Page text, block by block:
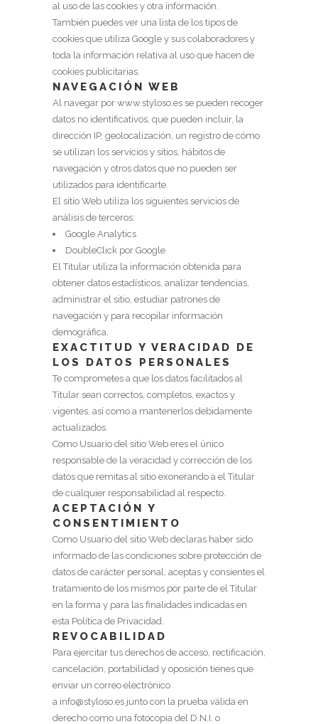
al uso de las cookies y otra información.
También puedes ver una lista de los tipos de
cookies que utiliza Google y sus colaboradores y
toda la información relativa al uso que hacen de
cookies publicitarias.
NAVEGACIÓN WEB
Al navegar por www.styloso.es se pueden recoger
datos no identificativos, que pueden incluir, la
dirección IP, geolocalización, un registro de cómo
se utilizan los servicios y sitios, hábitos de
navegación y otros datos que no pueden ser
utilizados para identificarte.
El sitio Web utiliza los siguientes servicios de
análisis de terceros:
Google Analytics
DoubleClick por Google
El Titular utiliza la información obtenida para
obtener datos estadísticos, analizar tendencias,
administrar el sitio, estudiar patrones de
navegación y para recopilar información
demográfica.
EXACTITUD Y VERACIDAD DE
LOS DATOS PERSONALES
Te comprometes a que los datos facilitados al
Titular sean correctos, completos, exactos y
vigentes, así como a mantenerlos debidamente
actualizados.
Como Usuario del sitio Web eres el único
responsable de la veracidad y corrección de los
datos que remitas al sitio exonerando a el Titular
de cualquier responsabilidad al respecto.
ACEPTACIÓN Y
CONSENTIMIENTO
Como Usuario del sitio Web declaras haber sido
informado de las condiciones sobre protección de
datos de carácter personal, aceptas y consientes el
tratamiento de los mismos por parte de el Titular
en la forma y para las finalidades indicadas en
esta Política de Privacidad.
REVOCABILIDAD
Para ejercitar tus derechos de acceso, rectificación,
cancelación, portabilidad y oposición tienes que
enviar un correo electrónico
a info@styloso.es junto con la prueba válida en
derecho como una fotocopia del D.N.I. o